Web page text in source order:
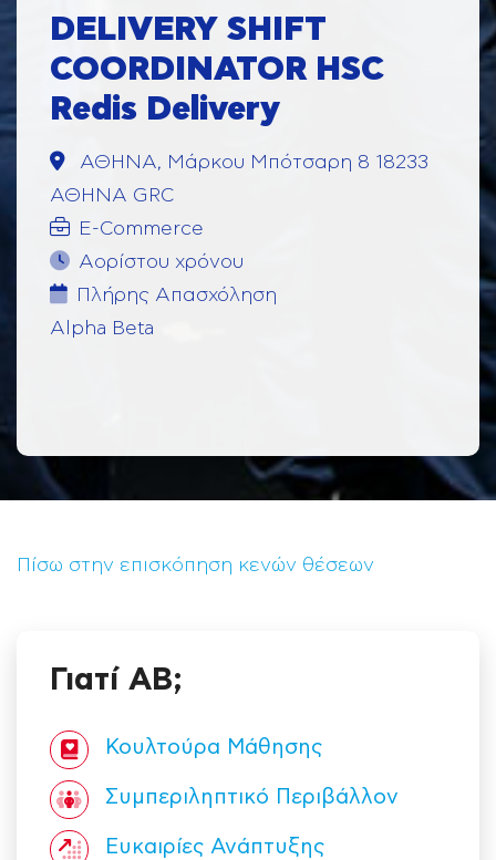
DELIVERY SHIFT
COORDINATOR HSC
Redis Delivery
ΑΘΗΝΑ, Μάρκου Μπότσαρη 8 18233
ΑΘΗΝΑ GRC
E-Commerce
Αορίστου χρόνου
Πλήρης Aπασχόληση
Alpha Beta
Πίσω στην επισκόπηση κενών θέσεων
Γιατί ΑΒ;
Κουλτούρα Mάθησης
Συμπεριληπτικό Περιβάλλον
Ευκαιρίες Ανάπτυξης